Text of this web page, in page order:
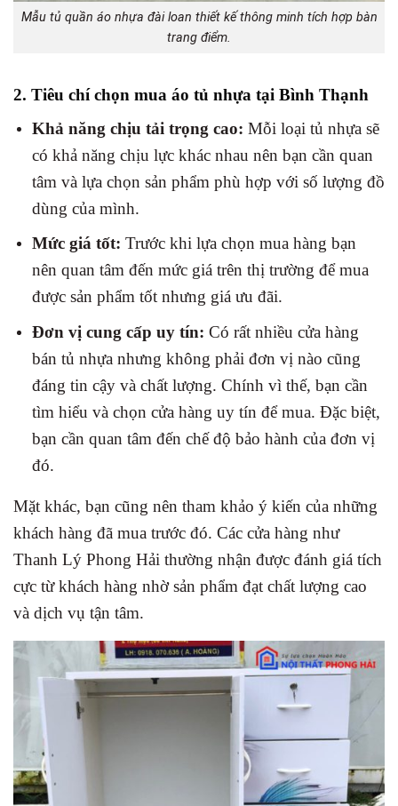
Mẫu tủ quần áo nhựa đài loan thiết kế thông minh tích hợp bàn
trang điểm.
2. Tiêu chí chọn mua áo tủ nhựa tại Bình Thạnh
Khả năng chịu tải trọng cao: Mỗi loại tủ nhựa sẽ
có khả năng chịu lực khác nhau nên bạn cần quan
tâm và lựa chọn sản phẩm phù hợp với số lượng đồ
dùng của mình.
Mức giá tốt: Trước khi lựa chọn mua hàng bạn
nên quan tâm đến mức giá trên thị trường để mua
được sản phẩm tốt nhưng giá ưu đãi.
Đơn vị cung cấp uy tín: Có rất nhiều cửa hàng
bán tủ nhựa nhưng không phải đơn vị nào cũng
đáng tin cậy và chất lượng. Chính vì thế, bạn cần
tìm hiểu và chọn cửa hàng uy tín để mua. Đặc biệt,
bạn cần quan tâm đến chế độ bảo hành của đơn vị
đó.
Mặt khác, bạn cũng nên tham khảo ý kiến của những
khách hàng đã mua trước đó. Các cửa hàng như
Thanh Lý Phong Hải thường nhận được đánh giá tích
cực từ khách hàng nhờ sản phẩm đạt chất lượng cao
và dịch vụ tận tâm.